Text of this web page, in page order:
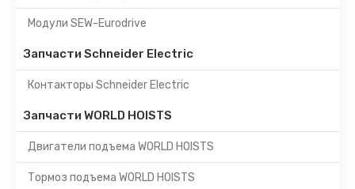
Модули SEW-Eurodrive
Запчасти Schneider Electric
Контакторы Schneider Electric
Запчасти WORLD HOISTS
Двигатели подъема WORLD HOISTS
Тормоз подъема WORLD HOISTS